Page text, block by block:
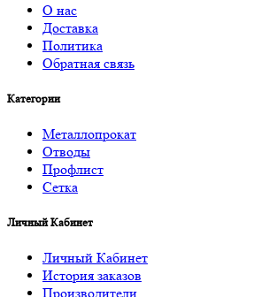
О нас
Доставка
Политика
Обратная связь
Категории
Металлопрокат
Отводы
Профлист
Сетка
Личный Кабинет
Личный Кабинет
История заказов
Производители